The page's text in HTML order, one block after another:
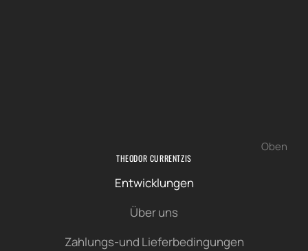
Oben
THEODOR CURRENTZIS
Entwicklungen
Über uns
Zahlungs-und Lieferbedingungen